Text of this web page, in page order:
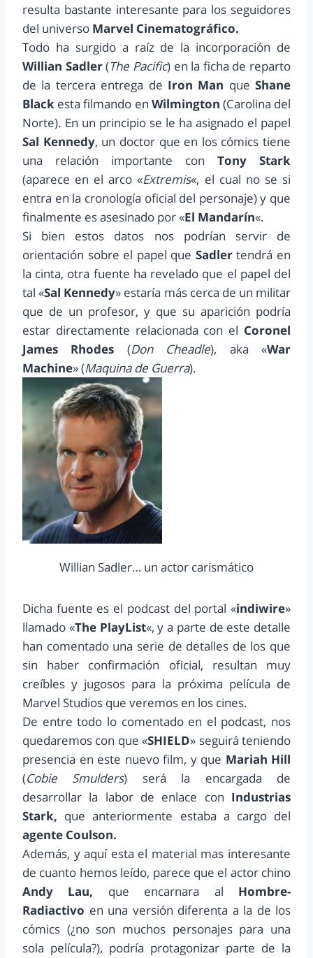
resulta bastante interesante para los seguidores
del universo Marvel Cinematográfico.
Todo ha surgido a raíz de la incorporación de
Willian Sadler(The Pacific) en la ficha de reparto
de la tercera entrega de Iron Man que Shane
Black esta filmando en Wilmington (Carolina del
Norte). En un principio se le ha asignado el papel
Sal Kennedy, un doctor que en los cómics tiene
una relación importante con Tony Stark
(aparece en el arco «Extremis«, el cual no se si
entra en la cronología oficial del personaje) y que
finalmente es asesinado por «El Mandarín«.
Si bien estos datos nos podrían servir de
orientación sobre el papel que Sadlertendrá en
la cinta, otra fuente ha revelado que el papel del
tal «Sal Kennedy» estaría más cerca de un militar
que de un profesor, y que su aparición podría
estar directamente relacionada con el Coronel
James Rhodes (Don Cheadle), aka «War
Machine» (Maquina de Guerra).
Willian Sadler… un actor carismático
Dicha fuente es el podcast del portal «indiwire»
llamado «The PlayList«, y a parte de este detalle
han comentado una serie de detalles de los que
sin haber confirmación oficial, resultan muy
creíbles y jugosos para la próxima película de
Marvel Studios que veremos en los cines.
De entre todo lo comentado en el podcast, nos
quedaremos con que «SHIELD» seguirá teniendo
presencia en este nuevo film, y que Mariah Hill
(Cobie Smulders) será la encargada de
desarrollar la labor de enlace con Industrias
Stark, que anteriormente estaba a cargo del
agente Coulson.
Además, y aquí esta el material mas interesante
de cuanto hemos leído, parece que el actor chino
Andy Lau, que encarnara al Hombre-
Radiactivo en una versión diferenta a la de los
cómics (¿no son muchos personajes para una
sola película?), podría protagonizar parte de la